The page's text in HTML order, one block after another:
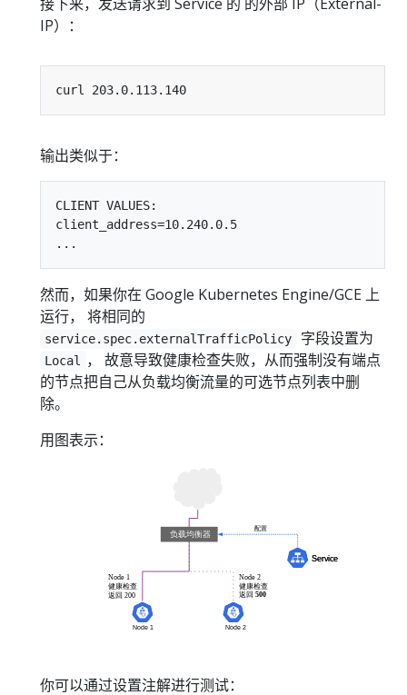
IP）：
输出类似于：
CLIENT VALUES:
client_address=10.240.0.5
然而，如果你在 Google Kubernetes Engine/GCE 上
运行， 将相同的
service.spec.externalTrafficPolicy 字段设置为
Local
， 故意导致健康检查失败，从而强制没有端点
的节点把自己从负载均衡流量的可选节点列表中删
除。
用图表示：
你可以通过设置注解进行测试：